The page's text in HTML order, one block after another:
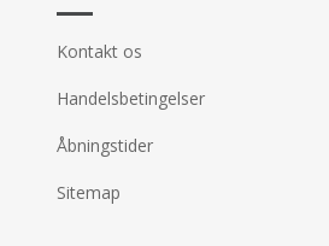
Kontakt os
Handelsbetingelser
Åbningstider
Sitemap